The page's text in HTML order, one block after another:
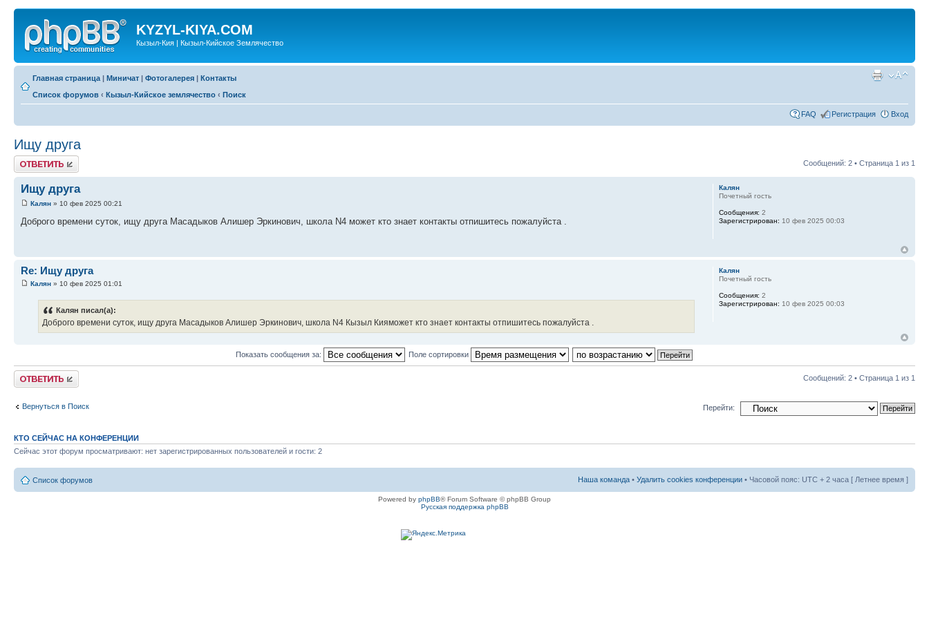
KYZYL-KIYA.COM
Кызыл-Кия | Кызыл-Кийское Землячество
Главная страница | Миничат | Фотогалерея | Контакты
Список форумов ‹ Кызыл-Кийское землячество ‹ Поиск
FAQ Регистрация Вход
Ищу друга
Ответить Сообщений: 2 • Страница 1 из 1
Ищу друга
Калян » 10 фев 2025 00:21
Доброго времени суток, ищу друга Масадыков Алишер Эркинович, школа N4 может кто знает контакты отпишитесь пожалуйста .
Калян
Почетный гость
Сообщения: 2
Зарегистрирован: 10 фев 2025 00:03
Re: Ищу друга
Калян » 10 фев 2025 01:01
Калян писал(а):
Доброго времени суток, ищу друга Масадыков Алишер Эркинович, школа N4 Кызыл Кияможет кто знает контакты отпишитесь пожалуйста .
Калян
Почетный гость
Сообщения: 2
Зарегистрирован: 10 фев 2025 00:03
Показать сообщения за: Поле сортировки
Ответить Сообщений: 2 • Страница 1 из 1
Вернуться в Поиск Перейти:
КТО СЕЙЧАС НА КОНФЕРЕНЦИИ
Сейчас этот форум просматривают: нет зарегистрированных пользователей и гости: 2
Список форумов Наша команда • Удалить cookies конференции • Часовой пояс: UTC + 2 часа [ Летнее время ]
Powered by phpBB® Forum Software © phpBB Group
Русская поддержка phpBB